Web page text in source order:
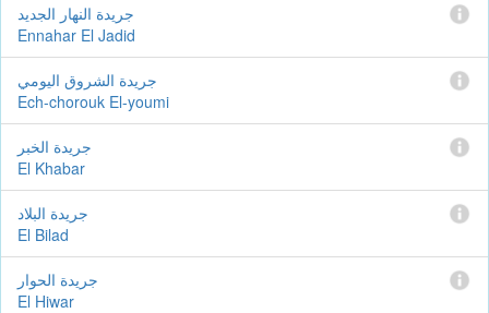
جريدة النهار الجديد
Ennahar El Jadid
جريدة الشروق اليومي
Ech-chorouk El-youmi
جريدة الخبر
El Khabar
جريدة البلاد
El Bilad
جريدة الحوار
El Hiwar